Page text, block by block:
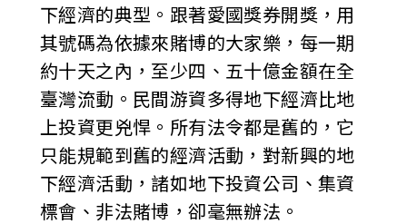
下經濟的典型。跟著愛國獎券開獎，用
其號碼為依據來賭博的大家樂，每一期
約十天之內，至少四、五十億金額在全
臺灣流動。民間游資多得地下經濟比地
上投資更兇悍。所有法令都是舊的，它
只能規範到舊的經濟活動，對新興的地
下經濟活動，諸如地下投資公司、集資
標會、非法賭博，卻毫無辦法。